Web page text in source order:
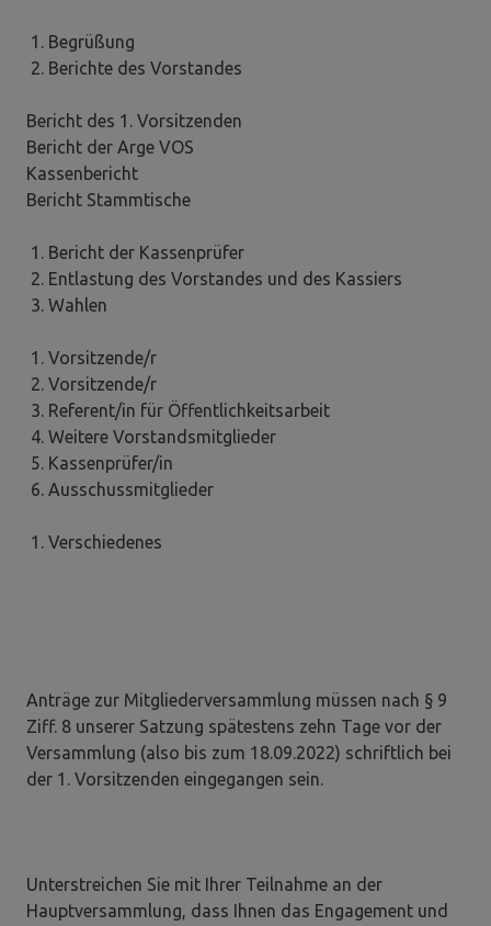
Begrüßung
Berichte des Vorstandes
Bericht des 1. Vorsitzenden
Bericht der Arge VOS
Kassenbericht
Bericht Stammtische
Bericht der Kassenprüfer
Entlastung des Vorstandes und des Kassiers
Wahlen
Vorsitzende/r
Vorsitzende/r
Referent/in für Öffentlichkeitsarbeit
Weitere Vorstandsmitglieder
Kassenprüfer/in
Ausschussmitglieder
Verschiedenes
Anträge zur Mitgliederversammlung müssen nach § 9
Ziff. 8 unserer Satzung spätestens zehn Tage vor der
Versammlung (also bis zum 18.09.2022) schriftlich bei
der 1. Vorsitzenden eingegangen sein.
Unterstreichen Sie mit Ihrer Teilnahme an der
Hauptversammlung, dass Ihnen das Engagement und